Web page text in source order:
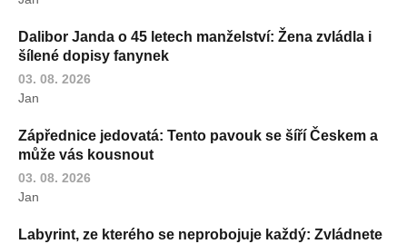
Dalibor Janda o 45 letech manželství: Žena zvládla i
šílené dopisy fanynek
03. 08. 2026
Jan
Zápřednice jedovatá: Tento pavouk se šíří Českem a
může vás kousnout
03. 08. 2026
Jan
Labyrint, ze kterého se neprobojuje každý: Zvládnete